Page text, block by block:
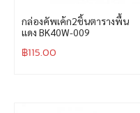
กล่องคัพเค้ก2ชิ้นตารางพื้น
แดง BK40W-009
฿115.00